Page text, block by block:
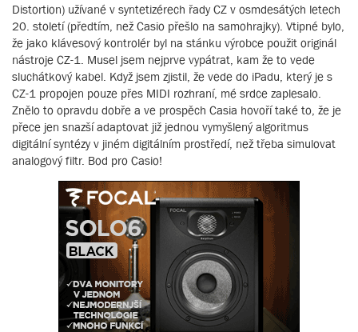
Distortion) užívané v syntetizérech řady CZ v osmdesátých letech
20. století (předtím, než Casio přešlo na samohrajky). Vtipné bylo,
že jako klávesový kontrolér byl na stánku výrobce použit originál
nástroje CZ-1. Musel jsem nejprve vypátrat, kam že to vede
sluchátkový kabel. Když jsem zjistil, že vede do iPadu, který je s
CZ-1 propojen pouze přes MIDI rozhraní, mé srdce zaplesalo.
Znělo to opravdu dobře a ve prospěch Casia hovoří také to, že je
přece jen snazší adaptovat již jednou vymyšlený algoritmus
digitální syntézy v jiném digitálním prostředí, než třeba simulovat
analogový filtr. Bod pro Casio!